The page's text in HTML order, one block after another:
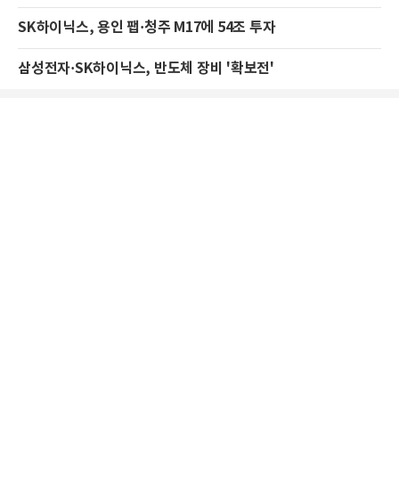
SK하이닉스, 용인 팹·청주 M17에 54조 투자
삼성전자·SK하이닉스, 반도체 장비 '확보전'